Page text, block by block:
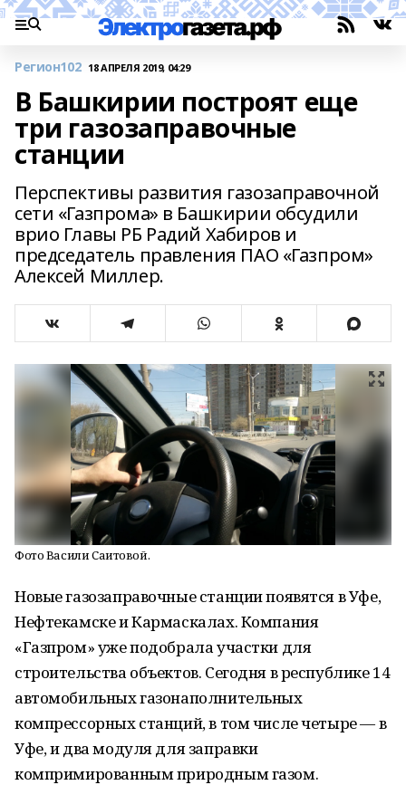
Регион102 18 АПРЕЛЯ 2019, 04:29
В Башкирии построят еще
три газозаправочные
станции
Перспективы развития газозаправочной
сети «Газпрома» в Башкирии обсудили
врио Главы РБ Радий Хабиров и
председатель правления ПАО «Газпром»
Алексей Миллер.
Фото Васили Саитовой.
Новые газозаправочные станции появятся в Уфе,
Нефтекамске и Кармаскалах. Компания
«Газпром» уже подобрала участки для
строительства объектов. Сегодня в республике 14
автомобильных газонаполнительных
компрессорных станций, в том числе четыре — в
Уфе, и два модуля для заправки
компримированным природным газом.